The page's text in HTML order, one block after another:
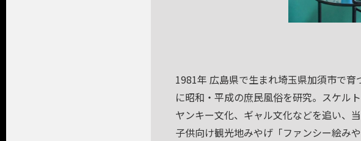
1981年 広島県で生まれ埼玉県加須市で
に昭和・平成の庶民風俗を研究。スケル
ヤンキー文化、ギャル文化などを追い、
子供向け観光地みやげ「ファンシー絵み